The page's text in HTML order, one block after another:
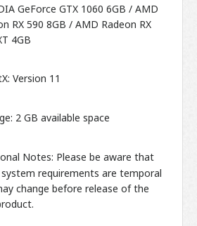
GeForce GTX 1060 6GB / AMD
RX 590 8GB / AMD Radeon RX
4GB
Version 11
2 GB available space
Notes: Please be aware that
requirements are temporal
change before release of the